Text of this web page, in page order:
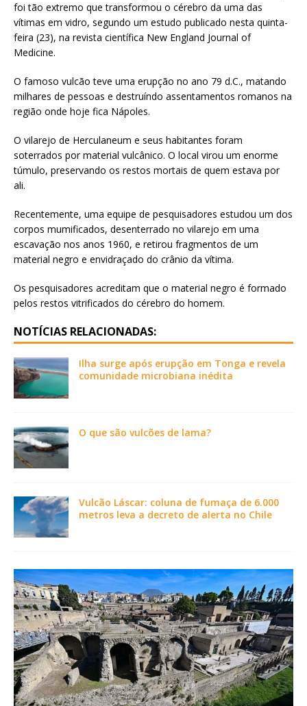
foi tão extremo que transformou o cérebro da uma das
vítimas em vidro, segundo um estudo publicado nesta quinta-
feira (23), na revista científica New England Journal of
Medicine.
O famoso vulcão teve uma erupção no ano 79 d.C., matando
milhares de pessoas e destruíndo assentamentos romanos na
região onde hoje fica Nápoles.
O vilarejo de Herculaneum e seus habitantes foram
soterrados por material vulcânico. O local virou um enorme
túmulo, preservando os restos mortais de quem estava por
ali.
Recentemente, uma equipe de pesquisadores estudou um dos
corpos mumificados, desenterrado no vilarejo em uma
escavação nos anos 1960, e retirou fragmentos de um
material negro e envidraçado do crânio da vítima.
Os pesquisadores acreditam que o material negro é formado
pelos restos vitrificados do cérebro do homem.
NOTÍCIAS RELACIONADAS:
Ilha surge após erupção em Tonga e revela
comunidade microbiana inédita
O que são vulcões de lama?
Vulcão Láscar: coluna de fumaça de 6.000
metros leva a decreto de alerta no Chile